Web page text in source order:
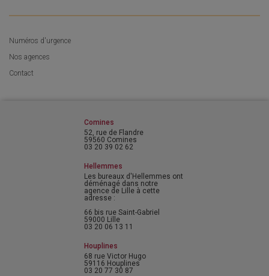
Numéros d'urgence
Nos agences
Contact
Comines
52, rue de Flandre
59560 Comines
03 20 39 02 62
Hellemmes
Les bureaux d'Hellemmes ont
déménagé dans notre
agence de Lille à cette
adresse :
66 bis rue Saint-Gabriel
59000 Lille
03 20 06 13 11
Houplines
68 rue Victor Hugo
59116 Houplines
03 20 77 30 87